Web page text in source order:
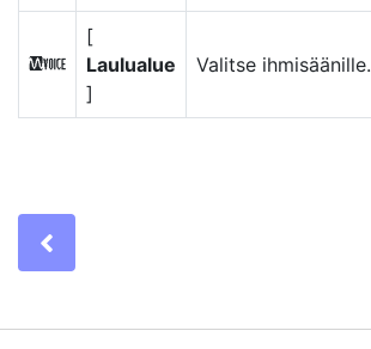
T
[
Laulualue
]
Valitse ihmisäänille.